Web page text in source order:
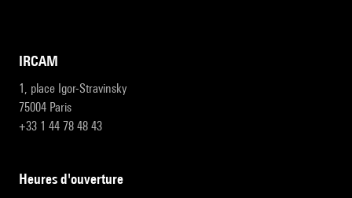
IRCAM
1, place Igor-Stravinsky
75004 Paris
+33 1 44 78 48 43
heures d'ouverture